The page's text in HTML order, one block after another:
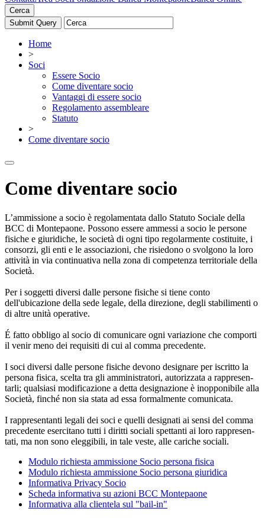
Cerca
Home
>
Soci
Essere Socio
Come diventare socio
Vantaggi di essere socio
Regolamento assembleare
Statuto
>
Come diventare socio
Come diventare socio
L’ammissione a socio è regolamentata dallo Statuto Sociale della
BCC di Montepaone. Possono essere ammessi a socio le persone
fisiche e giuridiche, le so­cietà di ogni tipo re­go­larmente costituite, i
consorzi, gli enti e le as­so­ciazioni, che ri­siedono o svolgono la loro
attività in via conti­nuativa nel­la zona di competenza territoriale della
Società.
Per i soggetti di­versi dal­le persone fisi­che si tiene conto
dell'ubicazione della sede le­gale, del­la direzio­ne, degli stabilimenti o
di altre unità operative.
É fatto obbligo al socio di comunicare ogni variazione che comporti
il ve­nir meno dei requi­siti di cui al comma precedente.
I soci diversi dalle persone fisiche devono designare per iscritto la
per­sona fi­sica, scelta tra gli am­ministratori, autorizzata a rappresen­
tarli; qualsiasi mo­dificazione a detta designa­zione è inopponibi­le alla
Socie­tà, finché non sia stata ad essa formalmente comunicata.
I rappresentanti legali dei soci e quelli designati ai sensi del comma
pre­ce­dente esercitano tutti i di­ritti sociali spettanti ai loro rappresen­
ta­ti, ma non sono eleggibili, in tale veste, alle cariche sociali.
Modulo richiesta ammissione Socio persona fisica
Modulo richiesta ammissione Socio persona giuridica
Informativa Privacy Socio
Scheda informativa su azioni BCC Montepaone
Informativa alla clientela sul "bail-in"